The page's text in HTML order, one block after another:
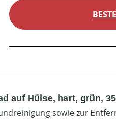
auf Hülse, hart, grün,
sowie zur